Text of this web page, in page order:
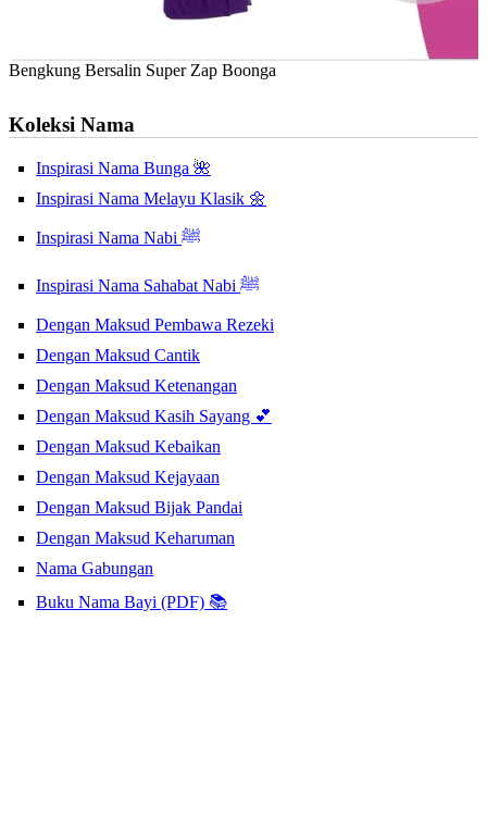
Bengkung Bersalin Super Zap Boonga
Koleksi Nama
Inspirasi Nama Bunga 🌺
Inspirasi Nama Melayu Klasik 🌼
Inspirasi Nama Nabi ﷺ
Inspirasi Nama Sahabat Nabi ﷺ
Dengan Maksud Pembawa Rezeki
Dengan Maksud Cantik
Dengan Maksud Ketenangan
Dengan Maksud Kasih Sayang 💕
Dengan Maksud Kebaikan
Dengan Maksud Kejayaan
Dengan Maksud Bijak Pandai
Dengan Maksud Keharuman
Nama Gabungan
Buku Nama Bayi (PDF) 📚